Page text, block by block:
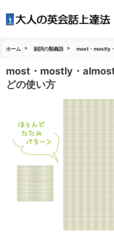
ホーム 副詞の類義語 most・mostly
most・mostly・
どの使い方